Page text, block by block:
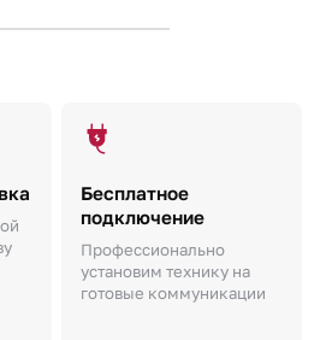
Бесплатное
подключение
Профессионально
установим технику на
готовые коммуникации